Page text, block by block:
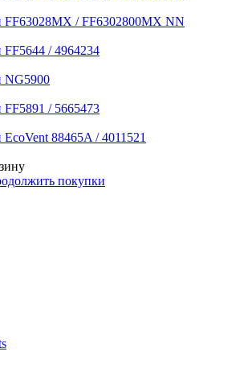
/ FF6302800MX NN
/ 4964234
NG5900
/ 5665473
88465A / 4011521
покупки